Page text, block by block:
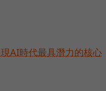
AI時代最具潛力的核心